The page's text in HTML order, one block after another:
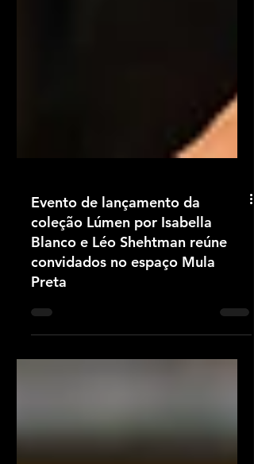
Evento de lançamento da
coleção Lúmen por Isabella
Blanco e Léo Shehtman reúne
convidados no espaço Mula
Preta